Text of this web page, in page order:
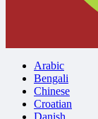
Arabic
Bengali
Chinese
Croatian
Danish